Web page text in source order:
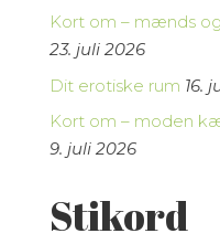
Kort om – mænds
23. juli 2026
Dit erotiske rum 16.
Kort om – moden
9. juli 2026
Stikord